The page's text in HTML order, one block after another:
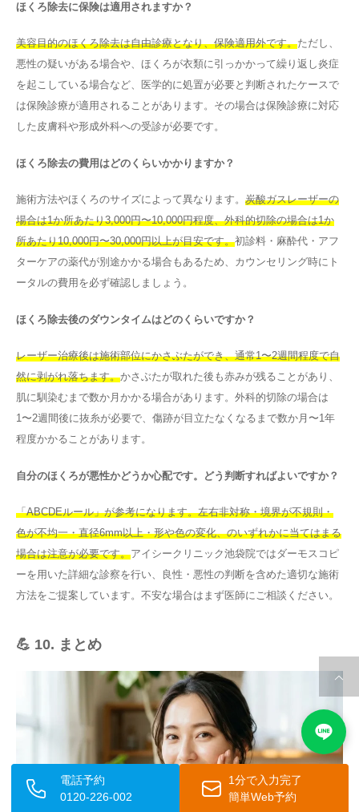
ほくろ除去に保険は適用されますか？
美容目的のほくろ除去は自由診療となり、保険適用外です。ただし、
悪性の疑いがある場合や、ほくろが衣類に引っかかって繰り返し炎症
を起こしている場合など、医学的に処置が必要と判断されたケースで
は保険診療が適用されることがあります。その場合は保険診療に対応
した皮膚科や形成外科への受診が必要です。
ほくろ除去の費用はどのくらいかかりますか？
施術方法やほくろのサイズによって異なります。 炭酸ガスレーザーの
場合は1か所あたり3,000円〜10,000円程度、外科的切除の場合は1か
所あたり10,000円〜30,000円以上が目安です。初診料・麻酔代・アフ
ターケアの薬代が別途かかる場合もあるため、カウンセリング時にト
ータルの費用を必ず確認しましょう。
ほくろ除去後のダウンタイムはどのくらいですか？
レーザー治療後は施術部位にかさぶたができ、通常1〜2週間程度で自
然に剥がれ落ちます。かさぶたが取れた後も赤みが残ることがあり、
肌に馴染むまで数か月かかる場合があります。外科的切除の場合は
1〜2週間後に抜糸が必要で、傷跡が目立たなくなるまで数か月〜1年
程度かかることがあります。
自分のほくろが悪性かどうか心配です。どう判断すればよいですか？
「ABCDEルール」が参考になります。左右非対称・境界が不規則・
色が不均一・直径6mm以上・形や色の変化、のいずれかに当てはまる
場合は注意が必要です。アイシークリニック池袋院ではダーモスコピ
ーを用いた詳細な診察を行い、良性・悪性の判断を含めた適切な施術
方法をご提案しています。不安な場合はまず医師にご相談ください。
💪 10. まとめ
電話予約
0120-226-002
1分で入力完了
簡単Web予約